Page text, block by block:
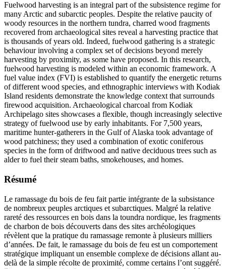
Fuelwood harvesting is an integral part of the subsistence regime for
many Arctic and subarctic peoples. Despite the relative paucity of
woody resources in the northern tundra, charred wood fragments
recovered from archaeological sites reveal a harvesting practice that
is thousands of years old. Indeed, fuelwood gathering is a strategic
behaviour involving a complex set of decisions beyond merely
harvesting by proximity, as some have proposed. In this research,
fuelwood harvesting is modeled within an economic framework. A
fuel value index (FVI) is established to quantify the energetic returns
of different wood species, and ethnographic interviews with Kodiak
Island residents demonstrate the knowledge context that surrounds
firewood acquisition. Archaeological charcoal from Kodiak
Archipelago sites showcases a flexible, though increasingly selective
strategy of fuelwood use by early inhabitants. For 7,500 years,
maritime hunter-gatherers in the Gulf of Alaska took advantage of
wood patchiness; they used a combination of exotic coniferous
species in the form of driftwood and native deciduous trees such as
alder to fuel their steam baths, smokehouses, and homes.
Résumé
Le ramassage du bois de feu fait partie intégrante de la subsistance
de nombreux peuples arctiques et subarctiques. Malgré la relative
rareté des ressources en bois dans la toundra nordique, les fragments
de charbon de bois découverts dans des sites archéologiques
révèlent que la pratique du ramassage remonte à plusieurs milliers
d’années. De fait, le ramassage du bois de feu est un comportement
stratégique impliquant un ensemble complexe de décisions allant au-
delà de la simple récolte de proximité, comme certains l’ont suggéré.